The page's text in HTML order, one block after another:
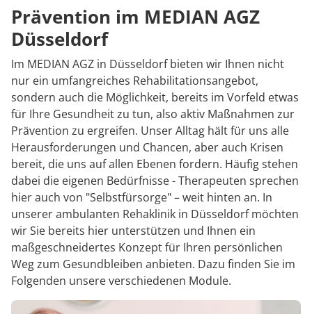
Karriere
Prävention im MEDIAN AGZ
Düsseldorf
Im MEDIAN AGZ in Düsseldorf bieten wir Ihnen nicht
nur ein umfangreiches Rehabilitationsangebot,
sondern auch die Möglichkeit, bereits im Vorfeld etwas
für Ihre Gesundheit zu tun, also aktiv Maßnahmen zur
Prävention zu ergreifen. Unser Alltag hält für uns alle
Herausforderungen und Chancen, aber auch Krisen
bereit, die uns auf allen Ebenen fordern. Häufig stehen
dabei die eigenen Bedürfnisse - Therapeuten sprechen
hier auch von "Selbstfürsorge" – weit hinten an. In
unserer ambulanten Rehaklinik in Düsseldorf möchten
wir Sie bereits hier unterstützen und Ihnen ein
maßgeschneidertes Konzept für Ihren persönlichen
Weg zum Gesundbleiben anbieten. Dazu finden Sie im
Folgenden unsere verschiedenen Module.